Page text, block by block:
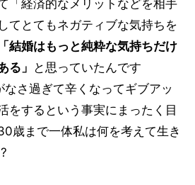
「経済的なメリットなどを相手
てとてもネガティブな気持ちを
「結婚はもっと純粋な気持ちだけ
る」 と思っていたんです
さ過ぎて辛くなってギブアッ
をするという事実にまったく目
歳まで一体私は何を考えて生き